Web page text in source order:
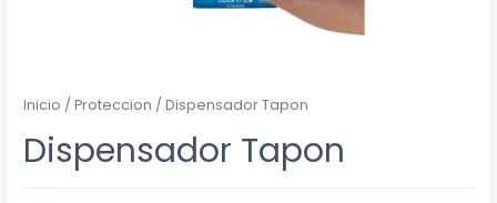
Inicio /Proteccion / Dispensador Tapon
Dispensador Tapon